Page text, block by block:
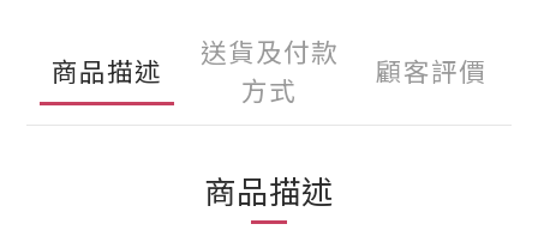
商品描述
送貨及付款
方式
顧客評價
商品描述